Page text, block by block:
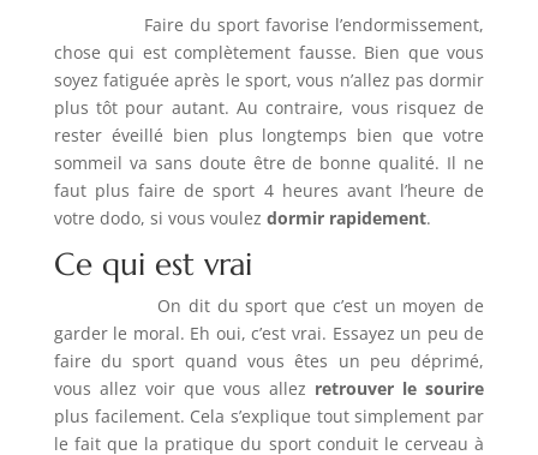
Faire du sport favorise l’endormissement,
chose qui est complètement fausse. Bien que vous
soyez fatiguée après le sport, vous n’allez pas dormir
plus tôt pour autant. Au contraire, vous risquez de
rester éveillé bien plus longtemps bien que votre
sommeil va sans doute être de bonne qualité. Il ne
faut plus faire de sport 4 heures avant l’heure de
votre dodo, si vous voulez dormir rapidement.
Ce qui est vrai
On dit du sport que c’est un moyen de
garder le moral. Eh oui, c’est vrai. Essayez un peu de
faire du sport quand vous êtes un peu déprimé,
vous allez voir que vous allez retrouver le sourire
plus facilement. Cela s’explique tout simplement par
le fait que la pratique du sport conduit le cerveau à